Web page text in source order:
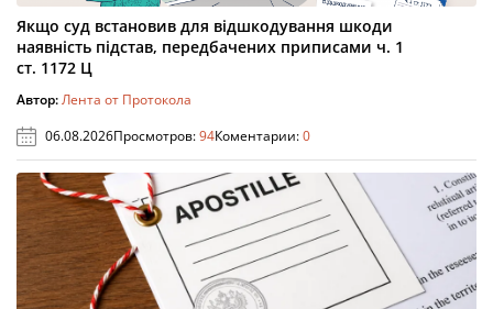
Якщо суд встановив для відшкодування шкоди
наявність підстав, передбачених приписами ч. 1
ст. 1172 Ц
Автор:Лента от Протокола
06.08.2026Просмотров:94Коментарии:0